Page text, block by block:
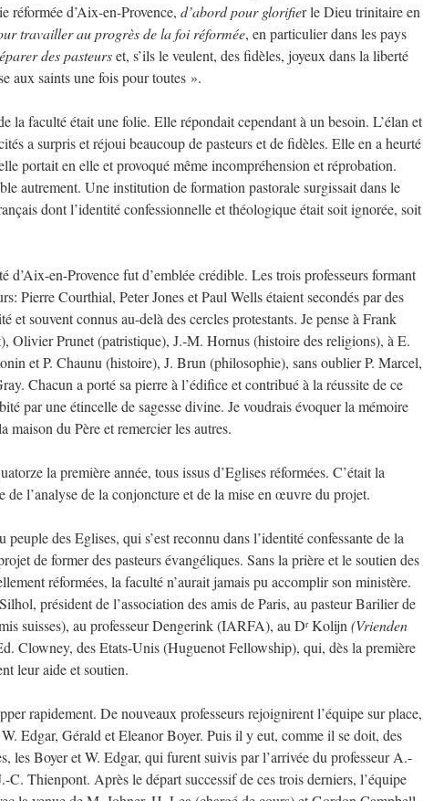
réformée d’Aix-en-Provence, d’abord pour glorifier le Dieu trinitaire en
travailler au progrès de la foi réformée, en particulier dans les pays
des pasteurset, s’ils le veulent, des fidèles, joyeux dans la liberté
aux saints une fois pour toutes ».
la faculté était une folie. Elle répondait cependant à un besoin. L’élan et
a surpris et réjoui beaucoup de pasteurs et de fidèles. Elle en a heurté
portait en elle et provoqué même incompréhension et réprobation.
autrement. Une institution de formation pastorale surgissait dans le
dont l’identité confessionnelle et théologique était soit ignorée, soit
d’Aix-en-Provence fut d’emblée crédible. Les trois professeurs formant
Pierre Courthial, Peter Jones et Paul Wells étaient secondés par des
et souvent connus au-delà des cercles protestants. Je pense à Frank
Olivier Prunet (patristique), J.-M. Hornus (histoire des religions), à E.
et P. Chaunu (histoire), J. Brun (philosophie), sans oublier P. Marcel,
Chacun a porté sa pierre à l’édifice et contribué à la réussite de ce
par une étincelle de sagesse divine. Je voudrais évoquer la mémoire
maison du Père et remercier les autres.
la première année, tous issus d’Eglises réformées. C’était la
de l’analyse de la conjoncture et de la mise en œuvre du projet.
des Eglises, qui s’est reconnu dans l’identité confessante de la
de former des pasteurs évangéliques. Sans la prière et le soutien des
réformées, la faculté n’aurait jamais pu accomplir son ministère.
président de l’association des amis de Paris, au pasteur Barilier de
suisses), au professeur Dengerink (IARFA), au DrKolijn (Vrienden
Clowney, des Etats-Unis (Huguenot Fellowship), qui, dès la première
leur aide et soutien.
rapidement. De nouveaux professeurs rejoignirent l’équipe sur place,
Edgar, Gérald et Eleanor Boyer. Puis il y eut, comme il se doit, des
les Boyer et W. Edgar, qui furent suivis par l’arrivée du professeur A.-
Thienpont. Après le départ successif de ces trois derniers, l’équipe